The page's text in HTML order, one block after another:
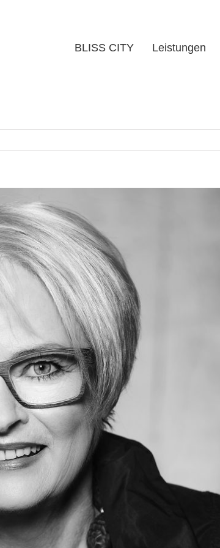
BLISS CITY
Leistungen